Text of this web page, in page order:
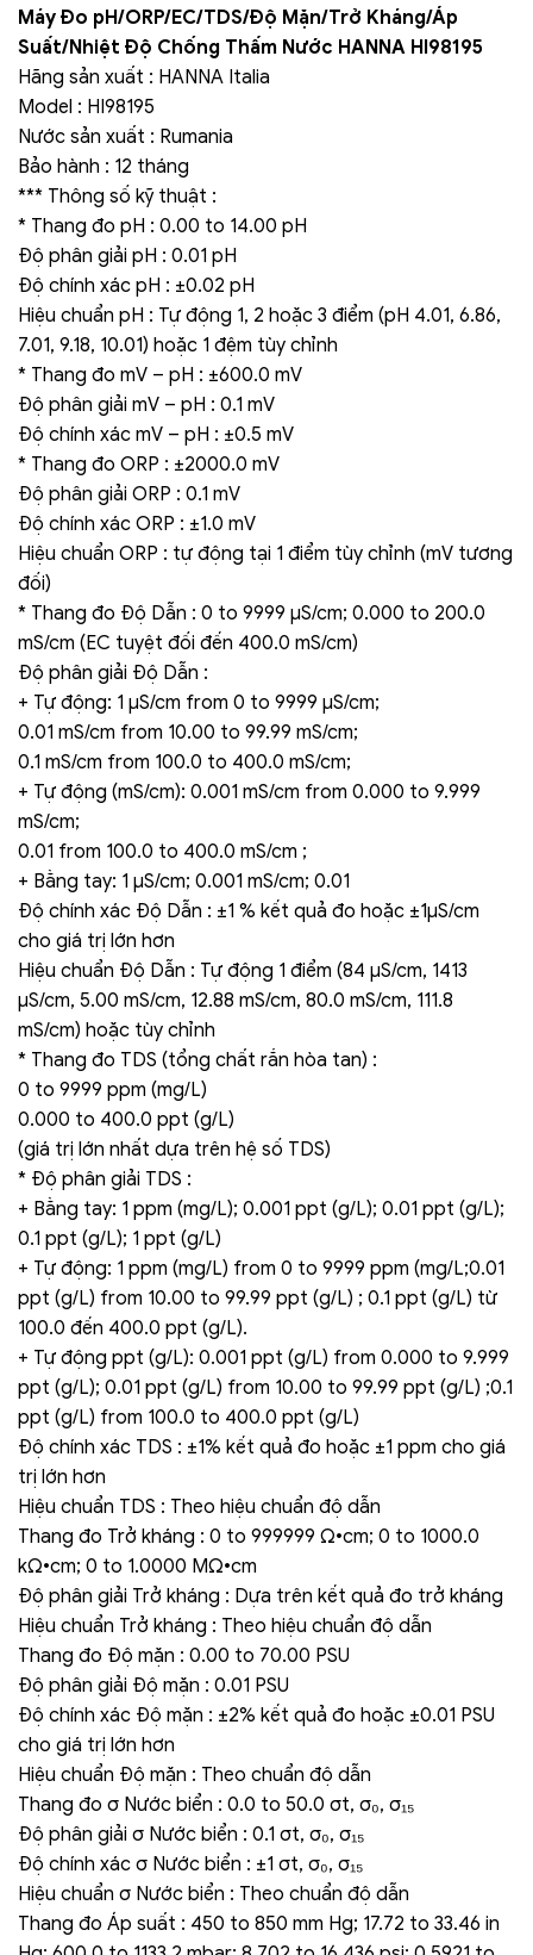
Máy Đo pH/ORP/EC/TDS/Độ Mặn/Trở Kháng/Áp
Suất/Nhiệt Độ Chống Thấm Nước HANNA HI98195
Hãng sản xuất : HANNA Italia
Model : HI98195
Nước sản xuất : Rumania
Bảo hành : 12 tháng
*** Thông số kỹ thuật :
* Thang đo pH : 0.00 to 14.00 pH
Độ phân giải pH : 0.01 pH
Độ chính xác pH : ±0.02 pH
Hiệu chuẩn pH : Tự động 1, 2 hoặc 3 điểm (pH 4.01, 6.86,
7.01, 9.18, 10.01) hoặc 1 đệm tùy chỉnh
* Thang đo mV – pH : ±600.0 mV
Độ phân giải mV – pH : 0.1 mV
Độ chính xác mV – pH : ±0.5 mV
* Thang đo ORP : ±2000.0 mV
Độ phân giải ORP : 0.1 mV
Độ chính xác ORP : ±1.0 mV
Hiệu chuẩn ORP : tự động tại 1 điểm tùy chỉnh (mV tương
đối)
* Thang đo Độ Dẫn : 0 to 9999 µS/cm; 0.000 to 200.0
mS/cm (EC tuyệt đối đến 400.0 mS/cm)
Độ phân giải Độ Dẫn :
+ Tự động: 1 µS/cm from 0 to 9999 µS/cm;
0.01 mS/cm from 10.00 to 99.99 mS/cm;
0.1 mS/cm from 100.0 to 400.0 mS/cm;
+ Tự động (mS/cm): 0.001 mS/cm from 0.000 to 9.999
mS/cm;
0.01 from 100.0 to 400.0 mS/cm ;
+ Bằng tay: 1 µS/cm; 0.001 mS/cm; 0.01
Độ chính xác Độ Dẫn : ±1 % kết quả đo hoặc ±1µS/cm
cho giá trị lớn hơn
Hiệu chuẩn Độ Dẫn : Tự động 1 điểm (84 µS/cm, 1413
µS/cm, 5.00 mS/cm, 12.88 mS/cm, 80.0 mS/cm, 111.8
mS/cm) hoặc tùy chỉnh
* Thang đo TDS (tổng chất rắn hòa tan) :
0 to 9999 ppm (mg/L)
0.000 to 400.0 ppt (g/L)
(giá trị lớn nhất dựa trên hệ số TDS)
* Độ phân giải TDS :
+ Bằng tay: 1 ppm (mg/L); 0.001 ppt (g/L); 0.01 ppt (g/L);
0.1 ppt (g/L); 1 ppt (g/L)
+ Tự động: 1 ppm (mg/L) from 0 to 9999 ppm (mg/L;0.01
ppt (g/L) from 10.00 to 99.99 ppt (g/L) ; 0.1 ppt (g/L) từ
100.0 đến 400.0 ppt (g/L).
+ Tự động ppt (g/L): 0.001 ppt (g/L) from 0.000 to 9.999
ppt (g/L); 0.01 ppt (g/L) from 10.00 to 99.99 ppt (g/L) ;0.1
ppt (g/L) from 100.0 to 400.0 ppt (g/L)
Độ chính xác TDS : ±1% kết quả đo hoặc ±1 ppm cho giá
trị lớn hơn
Hiệu chuẩn TDS : Theo hiệu chuẩn độ dẫn
Thang đo Trở kháng : 0 to 999999 Ω•cm; 0 to 1000.0
kΩ•cm; 0 to 1.0000 MΩ•cm
Độ phân giải Trở kháng : Dựa trên kết quả đo trở kháng
Hiệu chuẩn Trở kháng : Theo hiệu chuẩn độ dẫn
Thang đo Độ mặn : 0.00 to 70.00 PSU
Độ phân giải Độ mặn : 0.01 PSU
Độ chính xác Độ mặn : ±2% kết quả đo hoặc ±0.01 PSU
cho giá trị lớn hơn
Hiệu chuẩn Độ mặn : Theo chuẩn độ dẫn
Thang đo σ Nước biển : 0.0 to 50.0 σt, σ₀, σ₁₅
Độ phân giải σ Nước biển : 0.1 σt, σ₀, σ₁₅
Độ chính xác σ Nước biển : ±1 σt, σ₀, σ₁₅
Hiệu chuẩn σ Nước biển : Theo chuẩn độ dẫn
Thang đo Áp suất : 450 to 850 mm Hg; 17.72 to 33.46 in